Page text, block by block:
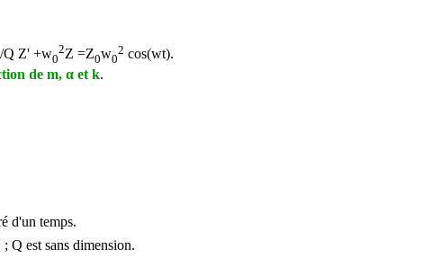
/Q Z' +w0
2Z =Z0w0
2 cos(wt).
de m, α et k.
d'un temps.
; Q est sans dimension.